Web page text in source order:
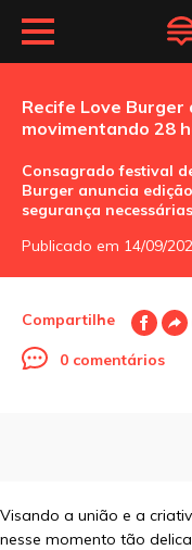
Recife Love Burger
movimentando 28
Consagrado festival
Burger anuncia
segurança
Publicado em 14/09/
Compartilhe
0 comentários
Visando a união e a
nesse momento tão